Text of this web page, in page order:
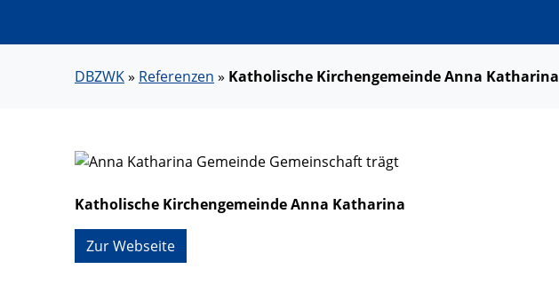
DBZWK» Referenzen » Katholische Kirchengemeinde Anna Katharina
Katholische Kirchengemeinde Anna Katharina
Zur Webseite